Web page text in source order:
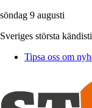
söndag 9 augusti
Sveriges största
Tipsa oss om